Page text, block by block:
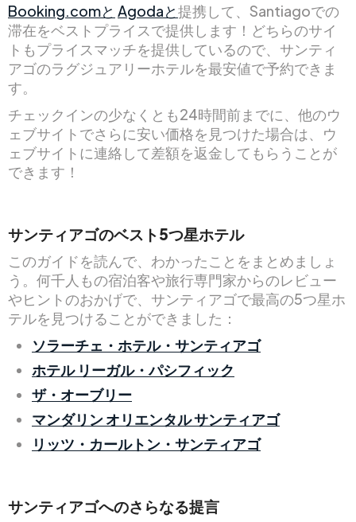
Booking.comと Agodaと提携して、Santiagoでの
滞在をベストプライスで提供します！どちらのサイ
トもプライスマッチを提供しているので、サンティ
アゴのラグジュアリーホテルを最安値で予約できま
す。
チェックインの少なくとも24時間前までに、他のウ
ェブサイトでさらに安い価格を見つけた場合は、ウ
ェブサイトに連絡して差額を返金してもらうことが
できます！
サンティアゴのベスト5つ星ホテル
このガイドを読んで、わかったことをまとめましょ
う。何千人もの宿泊客や旅行専門家からのレビュー
やヒントのおかげで、サンティアゴで最高の5つ星ホ
テルを見つけることができました：
ソラーチェ・ホテル・サンティアゴ
ホテル リーガル・パシフィック
ザ・オーブリー
マンダリン オリエンタル サンティアゴ
リッツ・カールトン・サンティアゴ
サンティアゴへのさらなる提言